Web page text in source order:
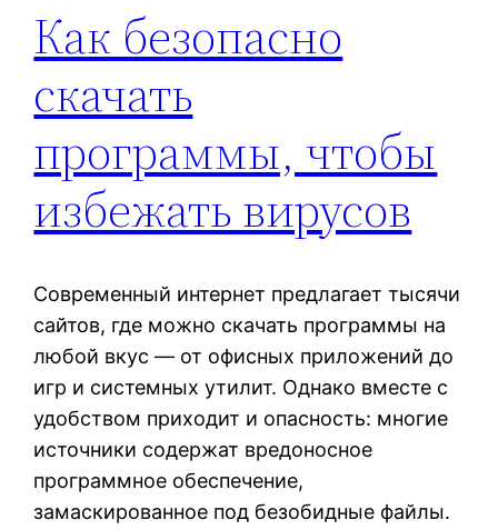
Как безопасно
скачать
программы, чтобы
избежать вирусов
Современный интернет предлагает тысячи
сайтов, где можно скачать программы на
любой вкус — от офисных приложений до
игр и системных утилит. Однако вместе с
удобством приходит и опасность: многие
источники содержат вредоносное
программное обеспечение,
замаскированное под безобидные файлы.